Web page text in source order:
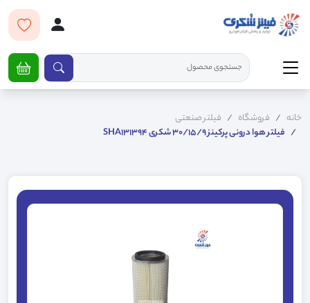
خانه فروشگاه
فیلتر صنعتی
فیلتر هوا درونی پرکینز 30/15/9 شکری SHA131394